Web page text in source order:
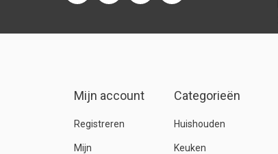
Mijn account
Registreren
Mijn
Categorieën
Huishouden
Keuken